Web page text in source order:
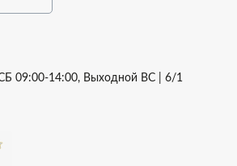
09:00-14:00, Выходной ВС | 6/1